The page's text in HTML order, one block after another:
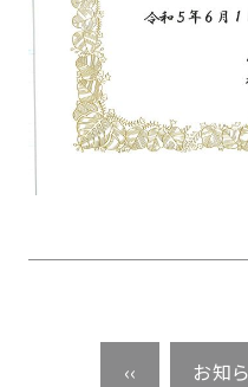
‹‹ お知